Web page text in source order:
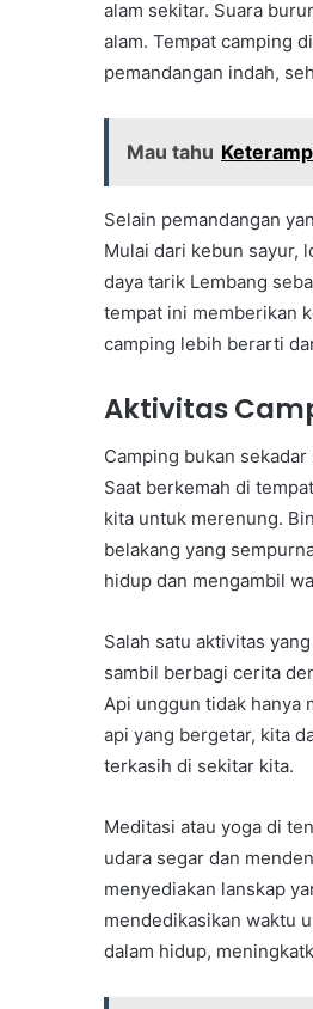
alam sekitar. Suara
alam. Tempat camping
pemandangan indah,
Mau tahu
Selain pemandangan
Mulai dari kebun sayur,
daya tarik Lembang
tempat ini memberikan
camping lebih berarti
Aktivitas
Camping bukan
Saat berkemah di
kita untuk merenung.
belakang yang
hidup dan mengambil
Salah satu aktivitas
sambil berbagi cerita
Api unggun tidak hanya
api yang bergetar, kita
terkasih di sekitar kita.
Meditasi atau yoga di
udara segar dan
menyediakan lanskap
mendedikasikan waktu
dalam hidup,